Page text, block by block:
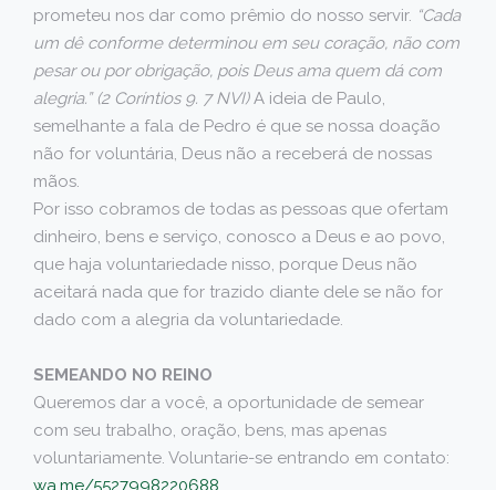
prometeu nos dar como prêmio do nosso servir. “Cada
um dê conforme determinou em seu coração, não com
pesar ou por obrigação, pois Deus ama quem dá com
alegria.” (2 Coríntios 9. 7 NVI)A ideia de Paulo,
semelhante a fala de Pedro é que se nossa doação
não for voluntária, Deus não a receberá de nossas
mãos.
Por isso cobramos de todas as pessoas que ofertam
dinheiro, bens e serviço, conosco a Deus e ao povo,
que haja voluntariedade nisso, porque Deus não
aceitará nada que for trazido diante dele se não for
dado com a alegria da voluntariedade.
SEMEANDO NO REINO
Queremos dar a você, a oportunidade de semear
com seu trabalho, oração, bens, mas apenas
voluntariamente. Voluntarie-se entrando em contato:
wa.me/5527998220688